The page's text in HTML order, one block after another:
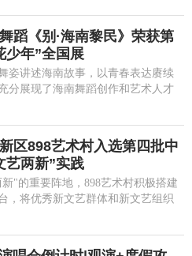
蹈《别·海南黎民》荣获第
少年”全国展
姿讲述海南故事，以青春表达赓续
分展现了海南舞蹈创作和艺术人才
区898艺术村入选第四批中
艺两新”实践
"的重要阵地，898艺术村积极搭建
，将优秀新文艺群体和新文艺组织